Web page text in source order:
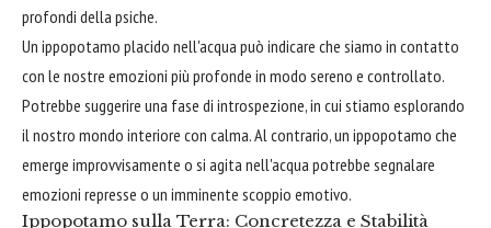
profondi della psiche.
Un ippopotamo placido nell'acqua può indicare che siamo in contatto
con le nostre emozioni più profonde in modo sereno e controllato.
Potrebbe suggerire una fase di introspezione, in cui stiamo esplorando
il nostro mondo interiore con calma. Al contrario, un ippopotamo che
emerge improvvisamente o si agita nell'acqua potrebbe segnalare
emozioni represse o un imminente scoppio emotivo.
Ippopotamo sulla Terra: Concretezza e Stabilità